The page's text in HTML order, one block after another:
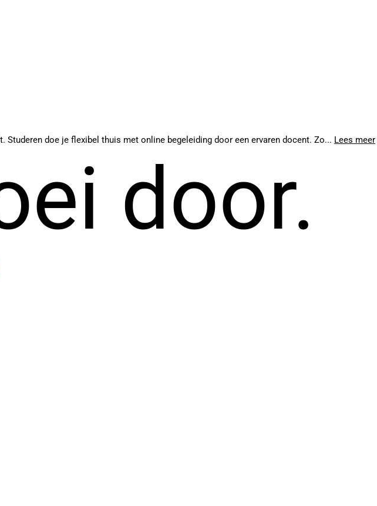
door.
doe je flexibel thuis met online begeleiding door een ervaren docent. Zo... Lees meer